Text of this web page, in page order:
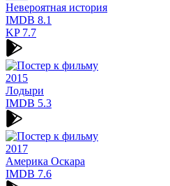
Невероятная история
IMDB 8.1
KP7.7
2015
Лодыри
IMDB 5.3
2017
Америка Оскара
IMDB 7.6